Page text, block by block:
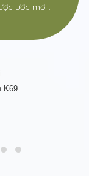
ước mơ…
K69